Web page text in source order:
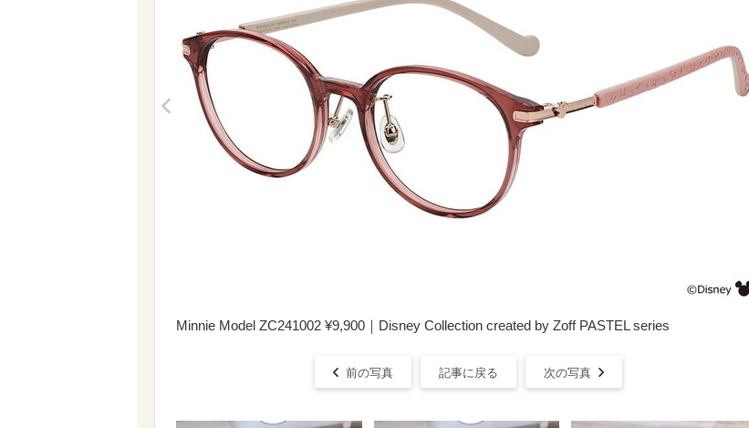
Minnie Model ZC241002 ¥9,900｜Disney Collection created by Zoff PASTEL series
前の写真 記事に戻る 次の写真